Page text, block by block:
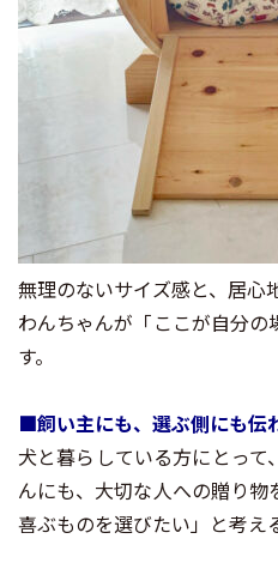
無理のないサイズ感と、居心
わんちゃんが「ここが自分
す。
■飼い主にも、選ぶ側にも伝
犬と暮らしている方にとって
んにも、大切な人への贈り
喜ぶものを選びたい」と考え